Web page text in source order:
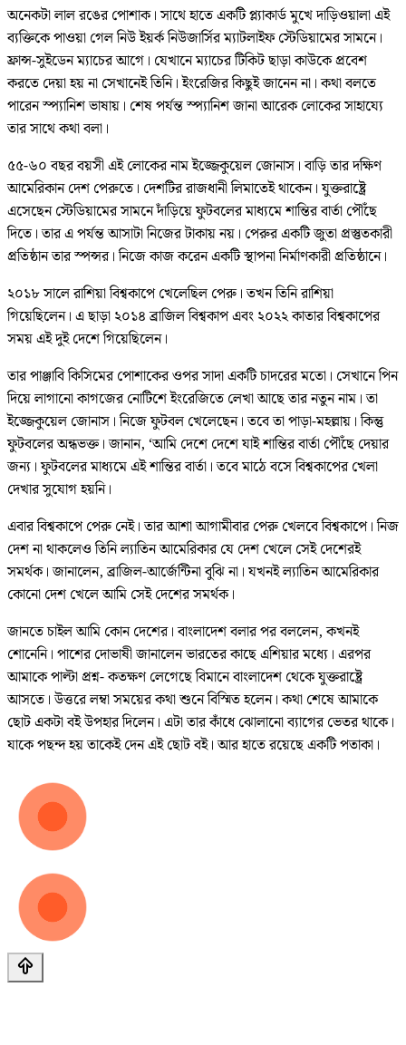
অনেকটা লাল রঙের পোশাক। সাথে হাতে একটি প্ল্যাকার্ড মুখে দাড়িওয়ালা এই
ব্যক্তিকে পাওয়া গেল নিউ ইয়র্ক নিউজার্সির ম্যাটলাইফ স্টেডিয়ামের সামনে।
ফ্রান্স-সুইডেন ম্যাচের আগে। যেখানে ম্যাচের টিকিট ছাড়া কাউকে প্রবেশ
করতে দেয়া হয় না সেখানেই তিনি। ইংরেজির কিছুই জানেন না। কথা বলতে
পারেন স্প্যানিশ ভাষায়। শেষ পর্যন্ত স্প্যানিশ জানা আরেক লোকের সাহায্যে
তার সাথে কথা বলা।
৫৫-৬০ বছর বয়সী এই লোকের নাম ইজ্জেকুয়েল জোনাস। বাড়ি তার দক্ষিণ
আমেরিকান দেশ পেরুতে। দেশটির রাজধানী লিমাতেই থাকেন। যুক্তরাষ্ট্রে
এসেছেন স্টেডিয়ামের সামনে দাঁড়িয়ে ফুটবলের মাধ্যমে শান্তির বার্তা পৌঁছে
দিতে। তার এ পর্যন্ত আসাটা নিজের টাকায় নয়। পেরুর একটি জুতা প্রস্তুতকারী
প্রতিষ্ঠান তার স্পন্সর। নিজে কাজ করেন একটি স্থাপনা নির্মাণকারী প্রতিষ্ঠানে।
২০১৮ সালে রাশিয়া বিশ্বকাপে খেলেছিল পেরু। তখন তিনি রাশিয়া
গিয়েছিলেন। এ ছাড়া ২০১৪ ব্রাজিল বিশ্বকাপ এবং ২০২২ কাতার বিশ্বকাপের
সময় এই দুই দেশে গিয়েছিলেন।
তার পাঞ্জাবি কিসিমের পোশাকের ওপর সাদা একটি চাদরের মতো। সেখানে পিন
দিয়ে লাগানো কাগজের নোটিশে ইংরেজিতে লেখা আছে তার নতুন নাম। তা
ইজ্জেকুয়েল জোনাস। নিজে ফুটবল খেলেছেন। তবে তা পাড়া-মহল্লায়। কিন্তু
ফুটবলের অন্ধভক্ত। জানান, ‘আমি দেশে দেশে যাই শান্তির বার্তা পৌঁছে দেয়ার
জন্য। ফুটবলের মাধ্যমে এই শান্তির বার্তা। তবে মাঠে বসে বিশ্বকাপের খেলা
দেখার সুযোগ হয়নি।
এবার বিশ্বকাপে পেরু নেই। তার আশা আগামীবার পেরু খেলবে বিশ্বকাপে। নিজ
দেশ না থাকলেও তিনি ল্যাতিন আমেরিকার যে দেশ খেলে সেই দেশেরই
সমর্থক। জানালেন, ব্রাজিল-আর্জেন্টিনা বুঝি না। যখনই ল্যাতিন আমেরিকার
কোনো দেশ খেলে আমি সেই দেশের সমর্থক।
জানতে চাইল আমি কোন দেশের। বাংলাদেশ বলার পর বললেন, কখনই
শোনেনি। পাশের দোভাষী জানালেন ভারতের কাছে এশিয়ার মধ্যে। এরপর
আমাকে পাল্টা প্রশ্ন- কতক্ষণ লেগেছে বিমানে বাংলাদেশ থেকে যুক্তরাষ্ট্রে
আসতে। উত্তরে লম্বা সময়ের কথা শুনে বিস্মিত হলেন। কথা শেষে আমাকে
ছোট একটা বই উপহার দিলেন। এটা তার কাঁধে ঝোলানো ব্যাগের ভেতর থাকে।
যাকে পছন্দ হয় তাকেই দেন এই ছোট বই। আর হাতে রয়েছে একটি পতাকা।